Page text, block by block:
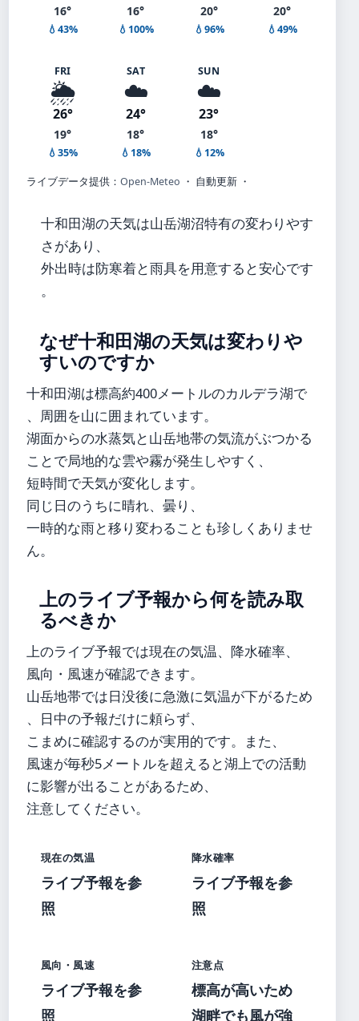
16°
💧43%
16°
💧100%
20°
💧96%
20°
💧49%
FRI
🌦️
26°
19°
💧35%
SAT
☁️
24°
18°
💧18%
SUN
☁️
23°
18°
💧12%
ライブデータ提供： Open-Meteo ・ 自動更新 ・
十和田湖の天気は山岳湖沼特有の変わりやす
さがあり、
外出時は防寒着と雨具を用意すると安心です
。
なぜ十和田湖の天気は変わりや
すいのですか
十和田湖は標高約400メートルのカルデラ湖で
、周囲を山に囲まれています。
湖面からの水蒸気と山岳地帯の気流がぶつかる
ことで局地的な雲や霧が発生しやすく、
短時間で天気が変化します。
同じ日のうちに晴れ、曇り、
一時的な雨と移り変わることも珍しくありませ
ん。
上のライブ予報から何を読み取
るべきか
上のライブ予報では現在の気温、降水確率、
風向・風速が確認できます。
山岳地帯では日没後に急激に気温が下がるため
、日中の予報だけに頼らず、
こまめに確認するのが実用的です。また、
風速が毎秒5メートルを超えると湖上での活動
に影響が出ることがあるため、
注意してください。
現在の気温
ライブ予報を参
照
降水確率
ライブ予報を参
照
風向・風速
ライブ予報を参
照
注意点
標高が高いため
湖畔でも風が強